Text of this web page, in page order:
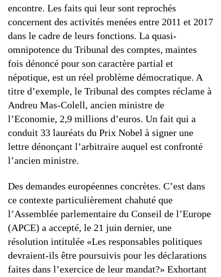
encontre. Les faits qui leur sont reprochés
concernent des activités menées entre 2011 et 2017
dans le cadre de leurs fonctions. La quasi-
omnipotence du Tribunal des comptes, maintes
fois dénoncé pour son caractère partial et
népotique, est un réel problème démocratique. A
titre d’exemple, le Tribunal des comptes réclame à
Andreu Mas-Colell, ancien ministre de
l’Economie, 2,9 millions d’euros. Un fait qui a
conduit 33 lauréats du Prix Nobel à signer une
lettre dénonçant l’arbitraire auquel est confronté
l’ancien ministre.
Des demandes européennes concrètes. C’est dans
ce contexte particulièrement chahuté que
l’Assemblée parlementaire du Conseil de l’Europe
(APCE) a accepté, le 21 juin dernier, une
résolution intitulée «Les responsables politiques
devraient-ils être poursuivis pour les déclarations
faites dans l’exercice de leur mandat?» Exhortant